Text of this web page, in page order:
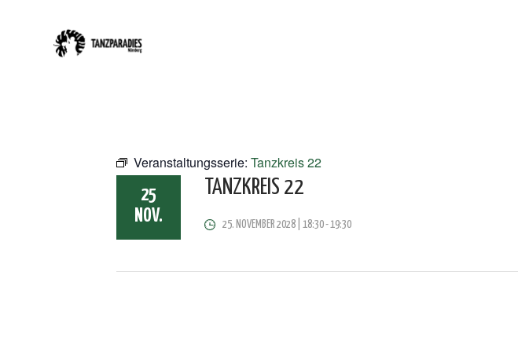
Veranstaltungsserie: Tanzkreis 22
25
NOV.
TANZKREIS 22
25. NOVEMBER 2028 | 18:30-19:30